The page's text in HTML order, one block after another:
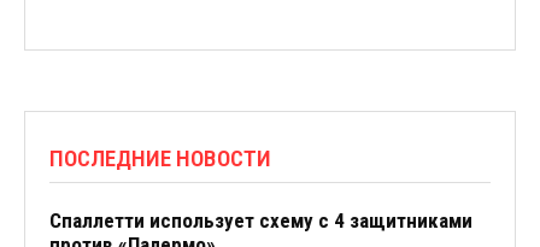
ПОСЛЕДНИЕ НОВОСТИ
Спаллетти использует схему с 4 защитниками